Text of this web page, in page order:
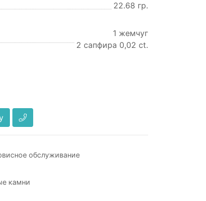
22.68 гр.
1 жемчуг
2 сапфира 0,02 ct.
обслуживание
камни